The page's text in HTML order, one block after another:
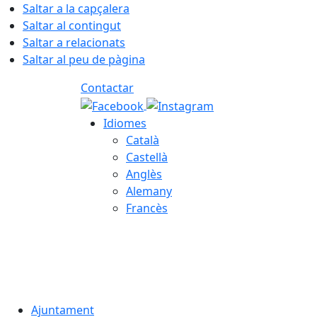
Saltar a la capçalera
Saltar al contingut
Saltar a relacionats
Saltar al peu de pàgina
Contactar
Idiomes
Català
Castellà
Anglès
Alemany
Francès
Ajuntament